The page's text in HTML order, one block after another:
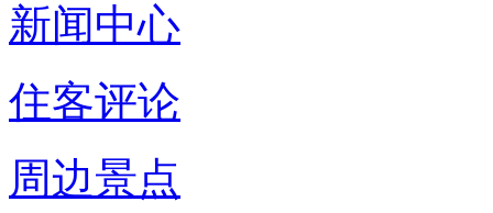
新闻中心
住客评论
周边景点